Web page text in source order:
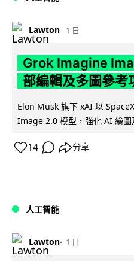
Lawton 1 日
Grok Imagine
部編輯及多圖參考
Elon Musk 旗下 xAI 以
Image 2.0 模型，強化 AI 繪圖
14 分享
人工智能
Lawton 1 日